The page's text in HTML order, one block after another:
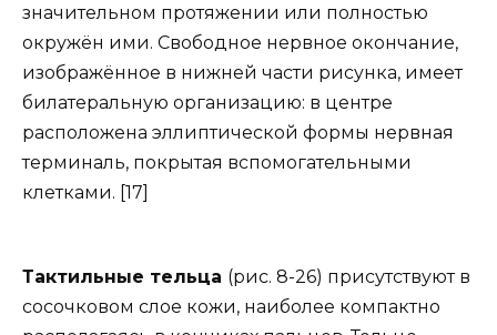
значительном протяжении или полностью
окружён ими. Свободное нервное окончание,
изображённое в нижней части рисунка, имеет
билатеральную организацию: в центре
расположена эллиптической формы нервная
терминаль, покрытая вспомогательными
клетками. [17]
Тактильные тельца (рис. 8-26) присутствуют в
сосочковом слое кожи, наиболее компактно